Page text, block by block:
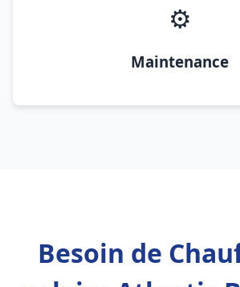
⚙️
Maintenance
Besoin de